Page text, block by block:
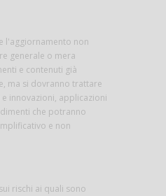
l'aggiornamento non
generale o mera
e contenuti già
ma si dovranno trattare
innovazioni, applicazioni
che potranno
e non
rischi ai quali sono